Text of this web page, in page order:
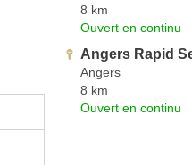
8 km
Ouvert en continu
Angers Rapid
Angers
8 km
Ouvert en continu